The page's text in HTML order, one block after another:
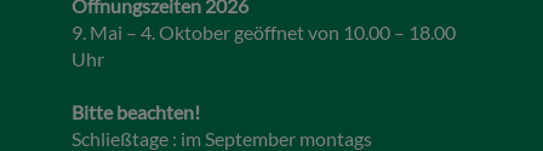
Öffnungszeiten 2026
9. Mai – 4. Oktober geöffnet von 10.00 – 18.00
Uhr
Bitte beachten!
Schließtage : im September montags